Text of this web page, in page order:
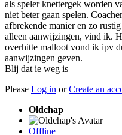
als speler knettergek worden
niet beter gaan spelen.
afbrekende manier en zo
alleen aanwijzingen, vind ik.
overhitte malloot vond ik ipv
aanwijzingen geven.
Blij dat ie weg is
Please Log in orCreate an
Oldchap
Offline